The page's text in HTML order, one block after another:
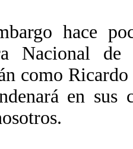
hace
Nacional de
como
en sus